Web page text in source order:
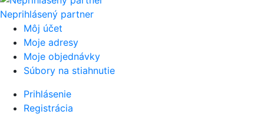
Neprihlásený partner
Môj účet
Moje adresy
Moje objednávky
Súbory na stiahnutie
Prihlásenie
Registrácia